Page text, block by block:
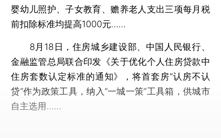
婴幼儿照护、子女教育、赡养老人支出三项每月税
前扣除标准均提高1000元……
8月18日，住房城乡建设部、中国人民银行、
金融监管总局联合印发《关于优化个人住房贷款中
住房套数认定标准的通知》，将首套房“认房不认
贷”作为政策工具，纳入“一城一策”工具箱，供城市
自主选用……